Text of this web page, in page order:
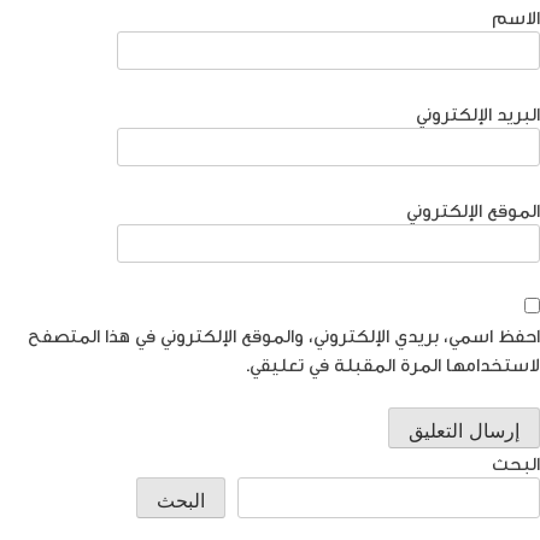
الاسم
البريد الإلكتروني
الموقع الإلكتروني
احفظ اسمي، بريدي الإلكتروني، والموقع الإلكتروني في هذا المتصفح
لاستخدامها المرة المقبلة في تعليقي.
البحث
البحث